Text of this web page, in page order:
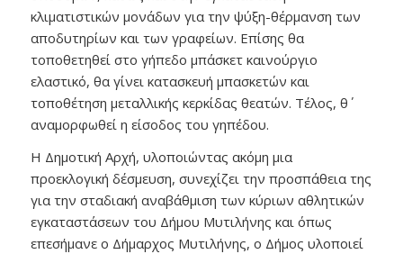
κλιματιστικών μονάδων για την ψύξη-θέρμανση των
αποδυτηρίων και των γραφείων. Επίσης θα
τοποθετηθεί στο γήπεδο μπάσκετ καινούργιο
ελαστικό, θα γίνει κατασκευή μπασκετών και
τοποθέτηση μεταλλικής κερκίδας θεατών. Τέλος, θ΄
αναμορφωθεί η είσοδος του γηπέδου.
Η Δημοτική Αρχή, υλοποιώντας ακόμη μια
προεκλογική δέσμευση, συνεχίζει την προσπάθεια της
για την σταδιακή αναβάθμιση των κύριων αθλητικών
εγκαταστάσεων του Δήμου Μυτιλήνης και όπως
επεσήμανε ο Δήμαρχος Μυτιλήνης, ο Δήμος υλοποιεί